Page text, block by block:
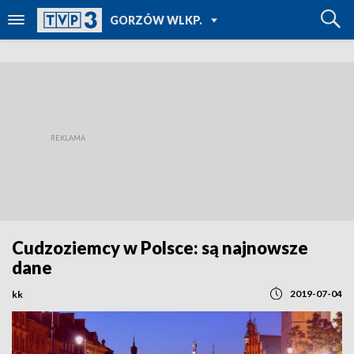
GORZÓW WLKP.
TVP REGIONY
Cudzoziemcy w Polsce: są najnowsze
dane
kk 2019-07-04